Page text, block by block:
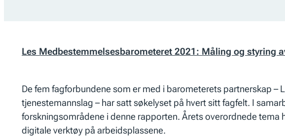
Les Medbestemmelsesbarometeret 2021: Måling og styring
De fem fagforbundene som er med i barometerets partnerskap
tjenestemannslag – har satt søkelyset på hvert sitt fagfelt. I
forskningsområdene i denne rapporten. Årets overordnede
digitale verktøy på arbeidsplassene.